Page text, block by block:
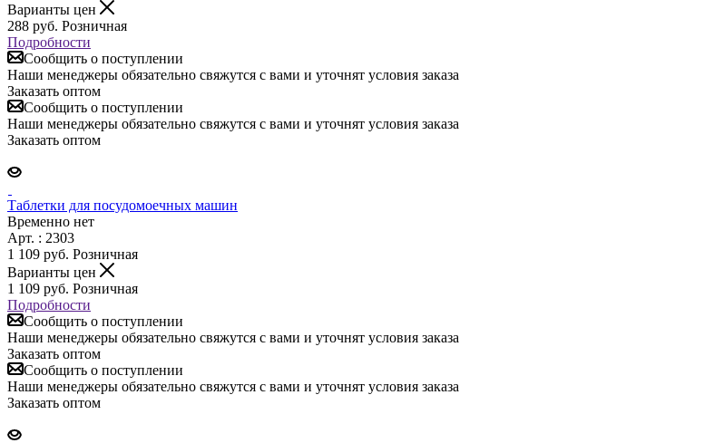
Варианты цен
288 руб. Розничная
Подробности
Сообщить о поступлении
Наши менеджеры обязательно свяжутся с вами и уточнят условия заказа
Заказать оптом
Сообщить о поступлении
Наши менеджеры обязательно свяжутся с вами и уточнят условия заказа
Заказать оптом
Таблетки для посудомоечных машин
Временно нет
Арт. : 2303
1 109 руб. Розничная
Варианты цен
1 109 руб. Розничная
Подробности
Сообщить о поступлении
Наши менеджеры обязательно свяжутся с вами и уточнят условия заказа
Заказать оптом
Сообщить о поступлении
Наши менеджеры обязательно свяжутся с вами и уточнят условия заказа
Заказать оптом